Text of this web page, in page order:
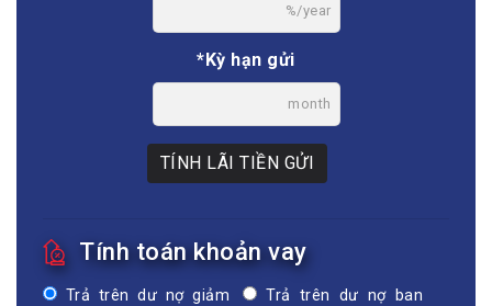
%/year
*Kỳ hạn gửi
month
TÍNH LÃI TIỀN GỬI
Tính toán khoản vay
Trả trên dư nợ giảm
Trả trên dư nợ ban